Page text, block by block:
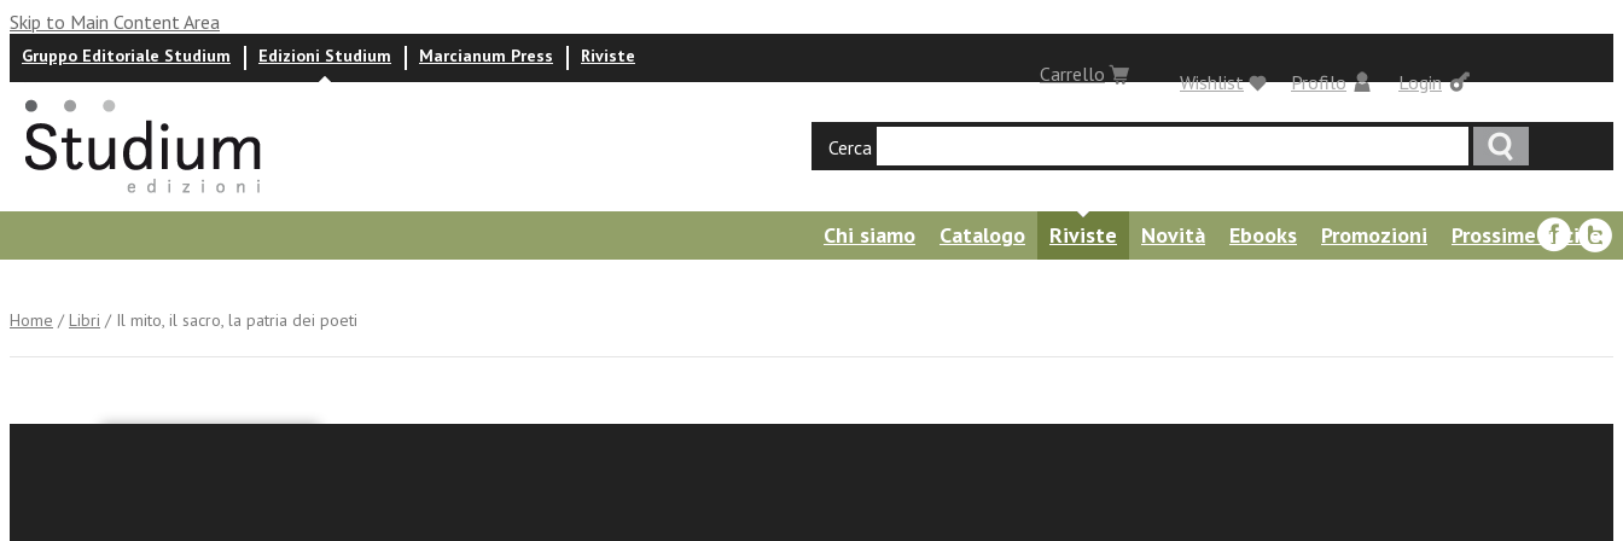
Skip to Main Content Area
Login
Carrello
Gruppo Editoriale Studium Edizioni Studium Marcianum Press Riviste
Profilo
Wishlist
Cerca
Chi siamo Catalogo Riviste Novità Ebooks Promozioni
Prossime uscite
Home / Libri / Il mito, il sacro, la patria dei poeti